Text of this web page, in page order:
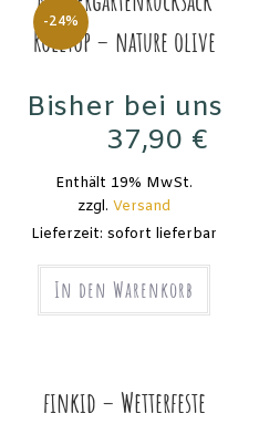
-24%
Rolltop – nature olive
Bisher bei uns
37,90 €
Enthält 19% MwSt.
zzgl. Versand
Lieferzeit: sofort lieferbar
In den Warenkorb
finkid – Wetterfeste